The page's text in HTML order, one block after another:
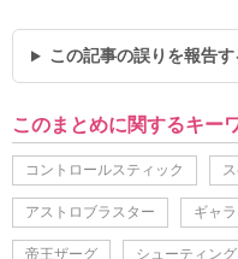
この記事の誤りを報告
このまとめに関するキー
コントロールスティック
アストロブラスター ギャ
帝王ザーグ シューティン